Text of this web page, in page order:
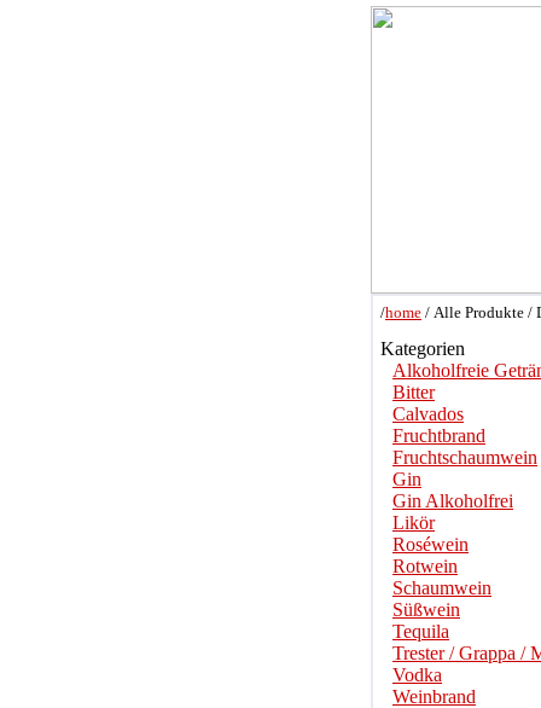
/home / Alle Produkte /
Kategorien
Alkoholfreie
Bitter
Calvados
Fruchtbrand
Fruchtschaumwein
Gin
Gin Alkoholfrei
Likör
Roséwein
Rotwein
Schaumwein
Süßwein
Tequila
Trester / Grappa /
Vodka
Weinbrand